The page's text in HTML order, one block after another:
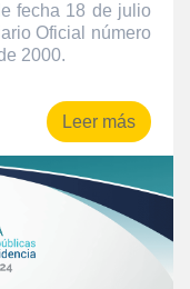
fecha 18 de julio
Oficial número
2000.
Leer más